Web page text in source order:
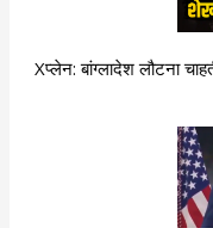
Xप्लेन: बांग्लादेश लौटना